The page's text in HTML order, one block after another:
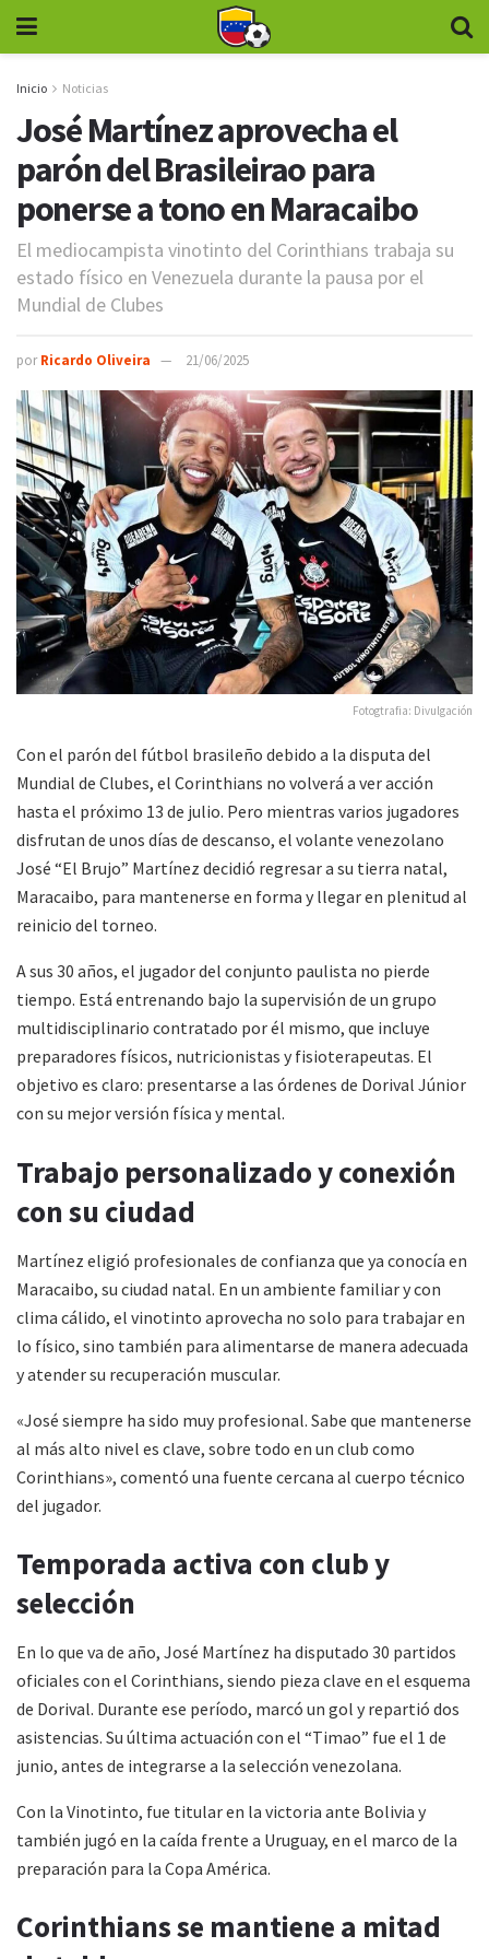
Inicio Noticias
José Martínez aprovecha el
parón del Brasileirao para
ponerse a tono en Maracaibo
El mediocampista vinotinto del Corinthians trabaja su
estado físico en Venezuela durante la pausa por el
Mundial de Clubes
por Ricardo Oliveira 21/06/2025
Fotogtrafia: Divulgación
Con el parón del fútbol brasileño debido a la disputa del
Mundial de Clubes, el Corinthians no volverá a ver acción
hasta el próximo 13 de julio. Pero mientras varios jugadores
disfrutan de unos días de descanso, el volante venezolano
José “El Brujo” Martínez decidió regresar a su tierra natal,
Maracaibo, para mantenerse en forma y llegar en plenitud al
reinicio del torneo.
A sus 30 años, el jugador del conjunto paulista no pierde
tiempo. Está entrenando bajo la supervisión de un grupo
multidisciplinario contratado por él mismo, que incluye
preparadores físicos, nutricionistas y fisioterapeutas. El
objetivo es claro: presentarse a las órdenes de Dorival Júnior
con su mejor versión física y mental.
Trabajo personalizado y conexión
con su ciudad
Martínez eligió profesionales de confianza que ya conocía en
Maracaibo, su ciudad natal. En un ambiente familiar y con
clima cálido, el vinotinto aprovecha no solo para trabajar en
lo físico, sino también para alimentarse de manera adecuada
y atender su recuperación muscular.
«José siempre ha sido muy profesional. Sabe que mantenerse
al más alto nivel es clave, sobre todo en un club como
Corinthians», comentó una fuente cercana al cuerpo técnico
del jugador.
Temporada activa con club y
selección
En lo que va de año, José Martínez ha disputado 30 partidos
oficiales con el Corinthians, siendo pieza clave en el esquema
de Dorival. Durante ese período, marcó un gol y repartió dos
asistencias. Su última actuación con el “Timao” fue el 1 de
junio, antes de integrarse a la selección venezolana.
Con la Vinotinto, fue titular en la victoria ante Bolivia y
también jugó en la caída frente a Uruguay, en el marco de la
preparación para la Copa América.
Corinthians se mantiene a mitad